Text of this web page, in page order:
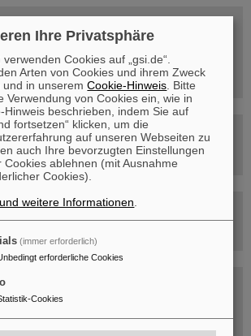
Di – Fr,
Uhr
Ludwig-Str. 22
Trailer: Der Weg der Teilchen durch die
Rundflug über die FAIR-Baustelle
Besichtigung von GSI/FAIR –
Ihre Privatsphäre
Cookies auf „gsi.de“.
Arten von Cookies und ihrem Zweck
und in unseremCookie-Hinweis . Bitte
Verwendung von Cookies ein, wie in
Hinweis beschrieben, indem Sie auf
fortsetzen“ klicken, um die
auf unseren Webseiten zu
auch Ihre bevorzugten Einstellungen
ablehnen (mit Ausnahme
Cookies).
weitere Informationen
(immer erforderlich)
erforderliche Cookies
Cookies